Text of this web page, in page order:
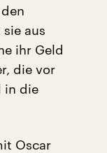
aus
ihr Geld
die vor
in die
Oscar